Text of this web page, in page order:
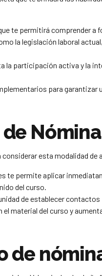
te permitirá comprender
la legislación laboral
participación activa y la
para garantizar
esta modalidad de
permite aplicar
del curso.
de establecer
material del curso y
de